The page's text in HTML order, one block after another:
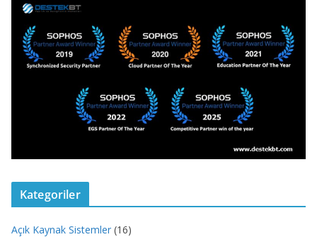
Kategoriler
Açık Kaynak Sistemler (16)